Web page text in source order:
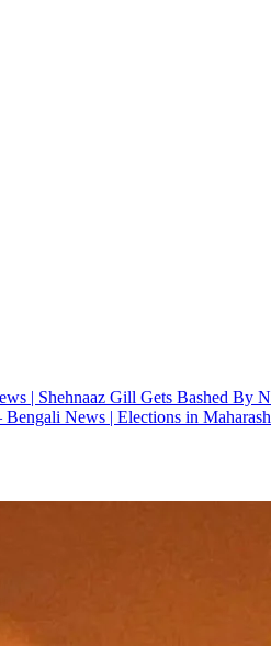
News | Shehnaaz Gill Gets Bashed
– Bengali News | Elections in